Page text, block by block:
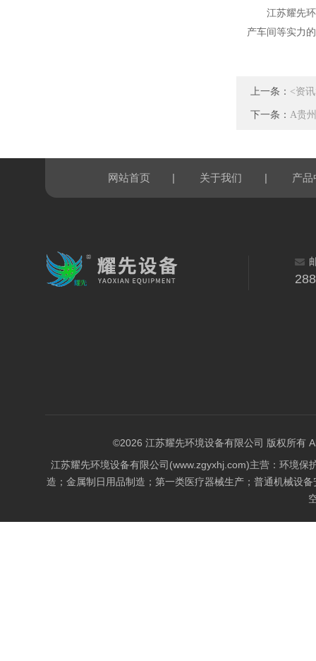
江苏耀先
产车间等实力
上一条： <资
下一条： A贵
网站首页 | 关于我们 | 产品
©2026 江苏耀先环境设备有限公司 版权所有
江苏耀先环境设备有限公司(www.zgyxhj.com)主营：环境
造；金属制日用品制造；第一类医疗器械生产；普通机械设